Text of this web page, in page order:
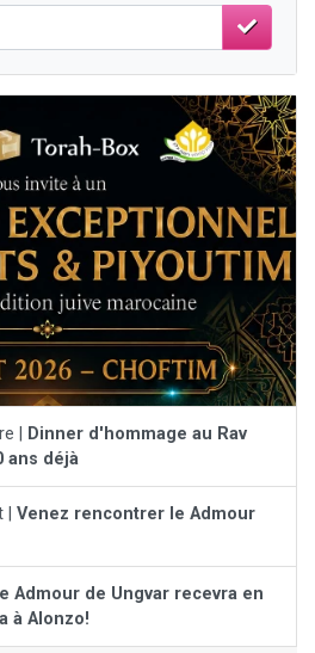
|
Dinner d'hommage au Rav
ans déjà
Venez rencontrer le Admour
Admour de Ungvar recevra en
à Alonzo!